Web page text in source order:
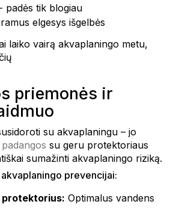
- padės tik blogiau
elgesys išgelbės
priemonės ir
su akvaplaningu – jo
su geru protektoriaus
sumažinti akvaplaningo riziką.
prevencijai:
Optimalus vandens